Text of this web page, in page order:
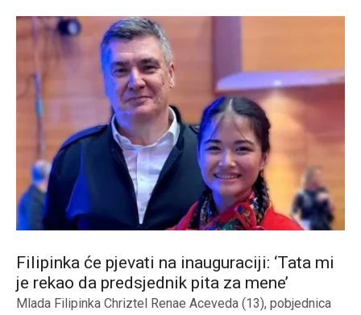
Filipinka će pjevati na inauguraciji: ‘Tata mi
je rekao da predsjednik pita za mene’
Mlada Filipinka Chriztel Renae Aceveda (13), pobjednica